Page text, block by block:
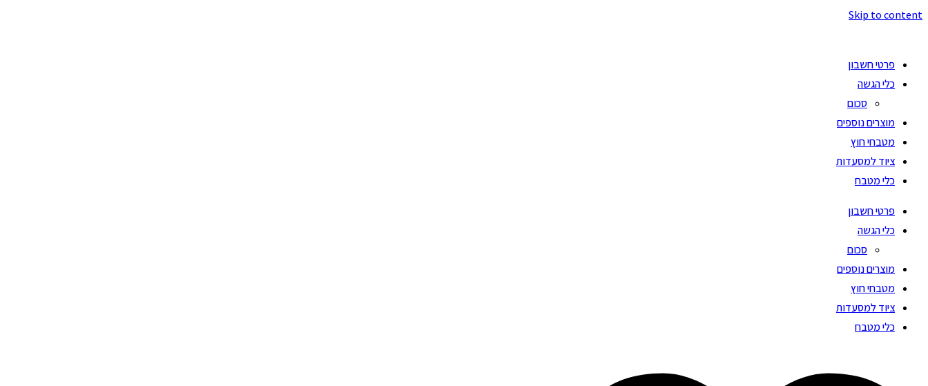
Skip to content
פרטי חשבון
כלי הגשה
סכום
מוצרים נוספים
מטבחי חוץ
ציוד למסעדות
כלי מטבח
פרטי חשבון
כלי הגשה
סכום
מוצרים נוספים
מטבחי חוץ
ציוד למסעדות
כלי מטבח